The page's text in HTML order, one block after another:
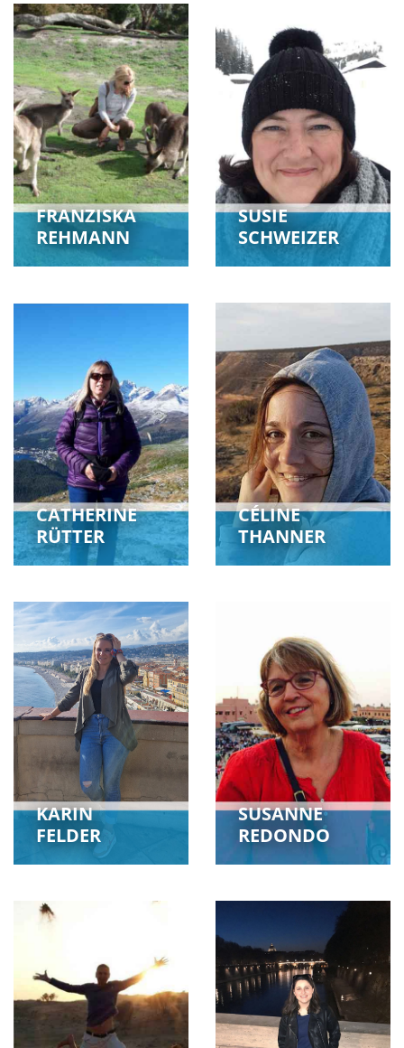
FRANZISKA
REHMANN
SUSIE
SCHWEIZER
CATHERINE
RÜTTER
CÉLINE
THANNER
KARIN
FELDER
SUSANNE
REDONDO